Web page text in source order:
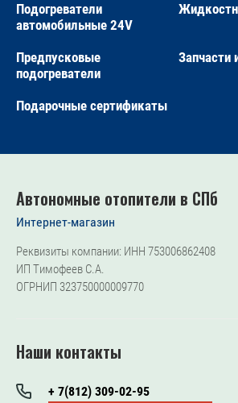
Подогреватели
автомобильные 24V
Предпусковые
подогреватели
Запчасти
Подарочные сертификаты
Автономные отопители в СПб
Интернет-магазин
Реквизиты компании: ИНН 753006862408
ИП Тимофеев С.А.
ОГРНИП 323750000009770
Наши контакты
+ 7(812) 309-02-95